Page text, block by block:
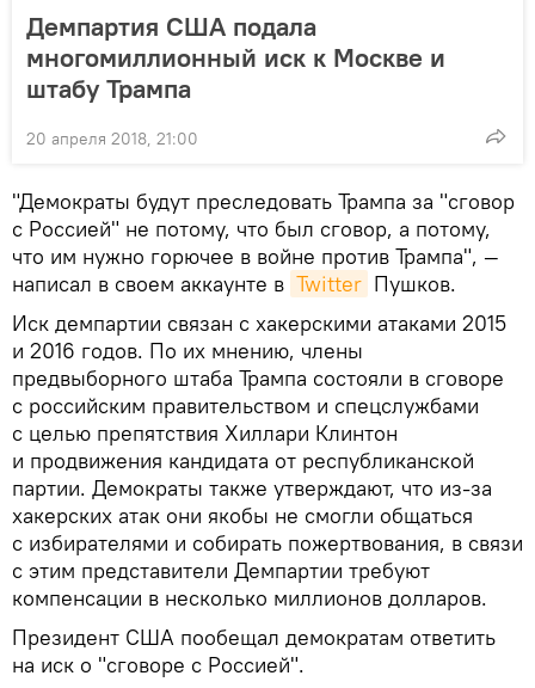
Демпартия США подала
многомиллионный иск к Москве и
штабу Трампа
20 апреля 2018, 21:00
"Демократы будут преследовать Трампа за "сговор
с Россией" не потому, что был сговор, а потому,
что им нужно горючее в войне против Трампа", —
написал в своем аккаунте в Twitter Пушков.
Иск демпартии связан с хакерскими атаками 2015
и 2016 годов. По их мнению, члены
предвыборного штаба Трампа состояли в сговоре
с российским правительством и спецслужбами
с целью препятствия Хиллари Клинтон
и продвижения кандидата от республиканской
партии. Демократы также утверждают, что из-за
хакерских атак они якобы не смогли общаться
с избирателями и собирать пожертвования, в связи
с этим представители Демпартии требуют
компенсации в несколько миллионов долларов.
Президент США пообещал демократам ответить
на иск о "сговоре с Россией".